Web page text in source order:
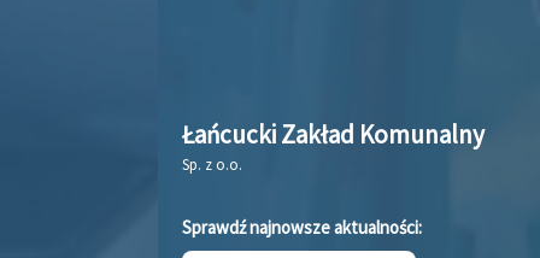
Łańcucki Zakład Komunalny
Sprawdź najnowsze aktualności: